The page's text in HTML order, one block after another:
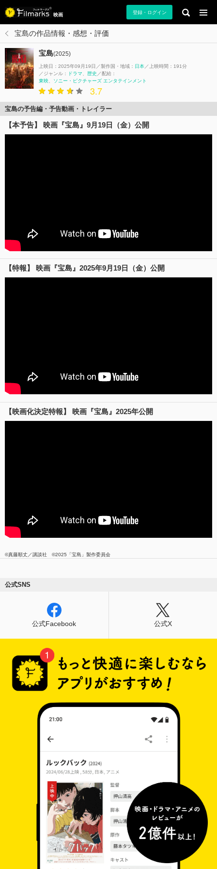
映画 登録・ログイン
宝島の作品情報・感想・評価
宝島(2025)
上映日：2025年09月19日 製作国・地域： 日本
上映時間：191分
ジャンル：
ドラマ 歴史
配給：
東映
ソニー・ピクチャーズ エンタテインメント
3.7
宝島の予告編・予告動画・トレイラー
【本予告】 映画『宝島』9月19日（金）公開
【特報】 映画『宝島』2025年9月19日（金）公開
【映画化決定特報】 映画『宝島』2025年公開
©真藤順丈／講談社 ©2025「宝島」製作委員会
公式SNS
公式Facebook 公式X